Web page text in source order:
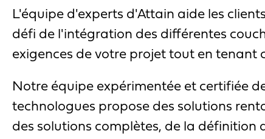
L'équipe d'experts d'Attain aide les
défi de l'intégration des différentes
exigences de votre projet tout en tenant
Notre équipe expérimentée et certifiée
technologues propose des solutions
des solutions complètes, de la